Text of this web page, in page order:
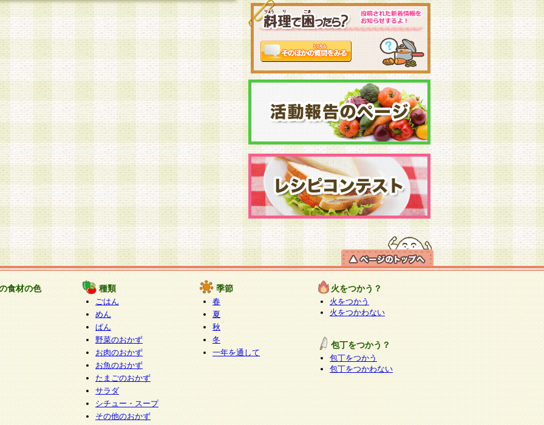
食材の色 種類
ごはん
めん
ぱん
野菜のおかず
お肉のおかず
お魚のおかず
たまごのおかず
サラダ
シチュー・スープ
その他のおかず
季節
春
夏
秋
冬
一年を通して
火をつかう？
火をつかう
火をつかわない
包丁をつかう？
包丁をつかう
包丁をつかわない